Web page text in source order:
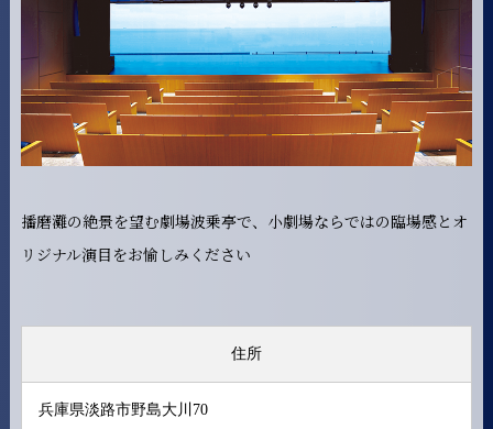
播磨灘の絶景を望む劇場波乗亭で、小劇場ならではの臨場感とオ
リジナル演目をお愉しみください
住所
兵庫県淡路市野島大川70